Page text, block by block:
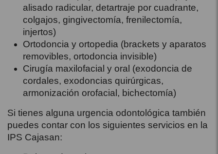
alisado radicular, detartraje por cuadrante,
colgajos, gingivectomía, frenilectomía,
injertos)
Ortodoncia y ortopedia (brackets y aparatos
removibles, ortodoncia invisible)
Cirugía maxilofacial y oral (exodoncia de
cordales, exodoncias quirúrgicas,
armonización orofacial, bichectomía)
Si tienes alguna urgencia odontológica también
puedes contar con los siguientes servicios en la
IPS Cajasan: